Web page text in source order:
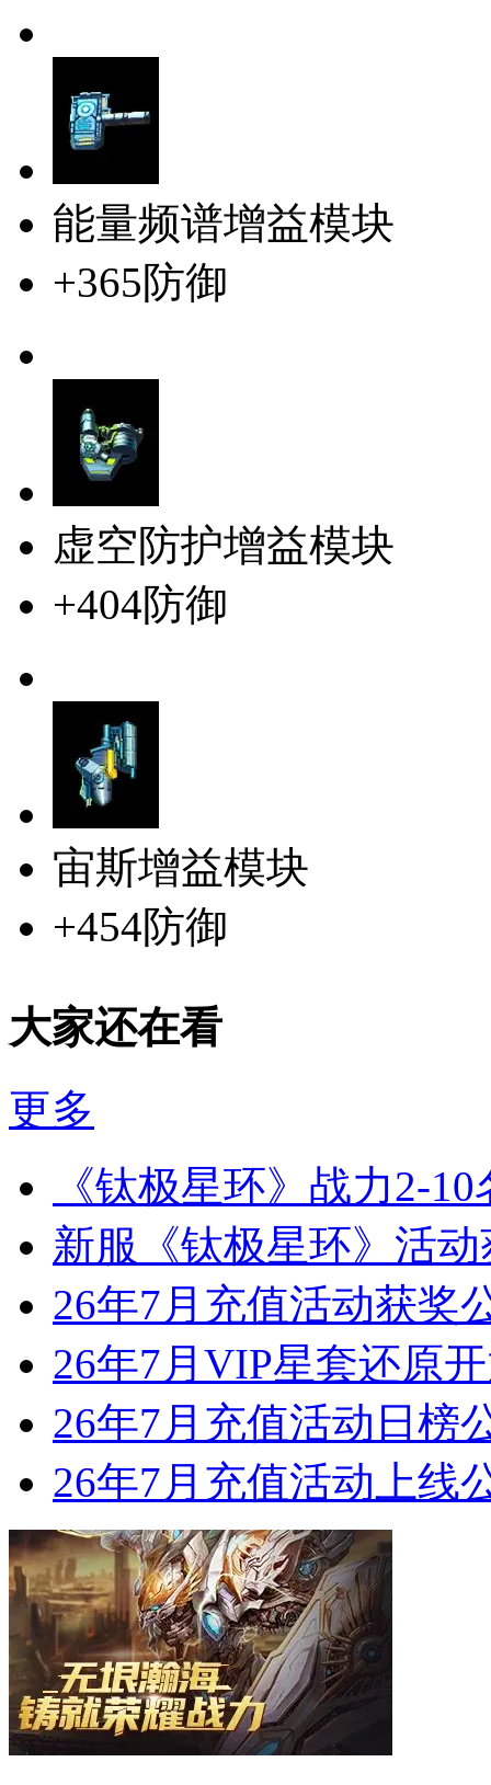
能量频谱增益模块
+365防御
虚空防护增益模块
+404防御
宙斯增益模块
+454防御
大家还在看
更多
《钛极星环》战力2-
新服《钛极星环》活
26年7月充值活动获奖
26年7月VIP星套还原
26年7月充值活动日榜
26年7月充值活动上线